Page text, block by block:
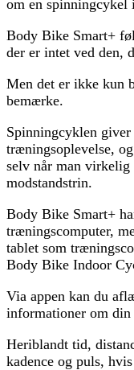
om en spinningcykel
Body Bike Smart+
der er intet ved den,
Men det er ikke kun
bemærke.
Spinningcyklen
træningsoplevelse,
selv når man
modstandstrin.
Body Bike Smart+
træningscomputer,
tablet som
Body Bike Indoor
Via appen kan du
informationer om
Heriblandt tid,
kadence og puls,